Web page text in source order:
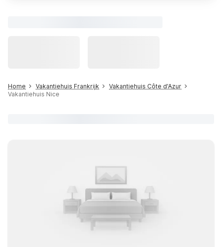
Home Vakantiehuis Frankrijk
Vakantiehuis Côte d'Azur
Vakantiehuis Nice